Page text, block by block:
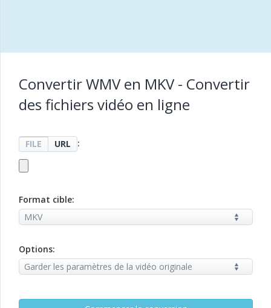
Convertir WMV en MKV - Convertir
des fichiers vidéo en ligne
FILE URL :
Format cible:
Options: